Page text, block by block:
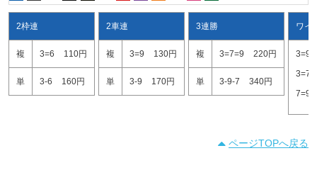
2枠連
複 3=6 110円
単 3-6 160円
2車連
複 3=9 130円
単 3-9 170円
3連勝
複 3=7=9 220円
単 3-9-7 340円
ワイ
3=9
3=7
7=9
ページTOPへ戻る